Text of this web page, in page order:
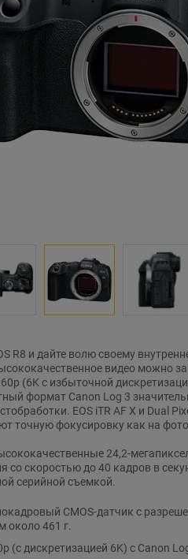
R8 и дайте волю своему
видео можно
(6K с избыточной
формат Canon Log 3
EOS iTR AF X и Dual
точную фокусировку как на
24,2-
со скоростью до 40 кадров в
серийной съемкой.
CMOS-датчик с
около 461 г.
(с дискретизацией 6K) с Canon